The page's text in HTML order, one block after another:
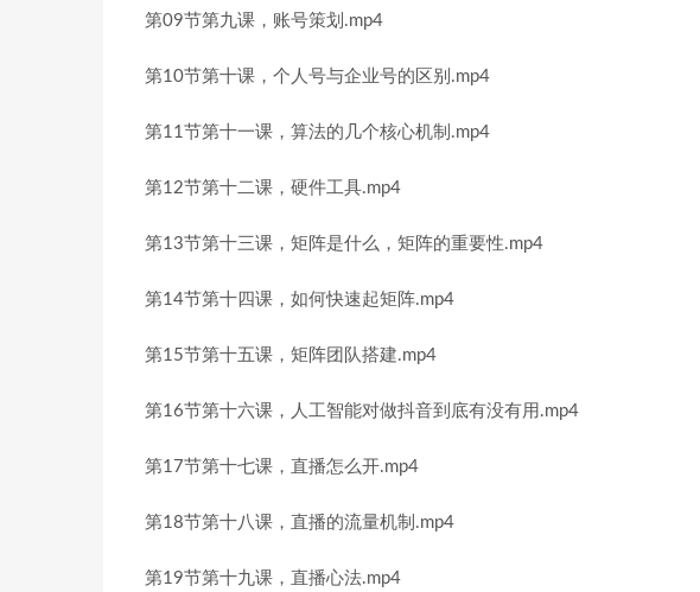
第09节第九课，账号策划.mp4
第10节第十课，个人号与企业号的区别.mp4
第11节第十一课，算法的几个核心机制.mp4
第12节第十二课，硬件工具.mp4
第13节第十三课，矩阵是什么，矩阵的重要性.mp4
第14节第十四课，如何快速起矩阵.mp4
第15节第十五课，矩阵团队搭建.mp4
第16节第十六课，人工智能对做抖音到底有没有用.mp4
第17节第十七课，直播怎么开.mp4
第18节第十八课，直播的流量机制.mp4
第19节第十九课，直播心法.mp4